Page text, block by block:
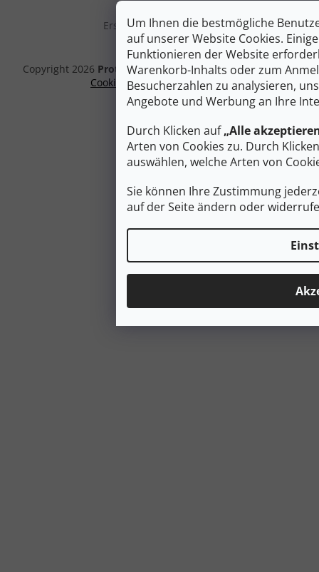
Um Ihnen die bestmögliche
auf unserer Website Cookies.
Funktionieren der Website
Warenkorb-Inhalts oder zum
Besucherzahlen zu analysieren,
Angebote und Werbung an Ihre
Durch Klicken auf„Alle
Arten von Cookies zu. Durch
auswählen, welche Arten von
Sie können Ihre Zustimmung
auf der Seite ändern oder
Erstellt von Shoptet Premium
Copyright 2026 Protreksport.at. Alle Rechte vorbehalten.
Cookie-Einstellungen ändern